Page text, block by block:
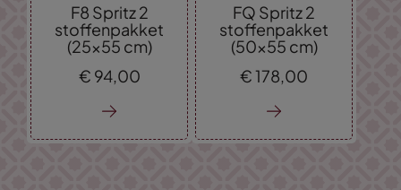
F8 Spritz 2
stoffenpakket
(25x55 cm)
€ 94, 00
FQ Spritz 2
stoffenpakket
(50x55 cm)
€178, 00